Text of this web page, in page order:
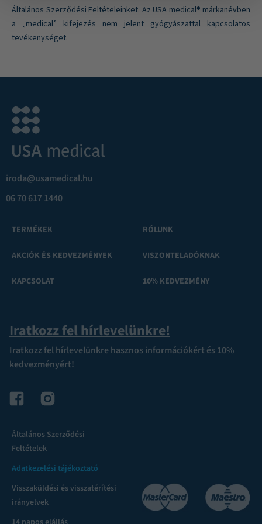
Általános Szerződési Feltételeinket. Az USA medical® márkanévben
a „medical” kifejezés nem jelent gyógyászattal kapcsolatos
tevékenységet.
iroda@usamedical.hu
06 70 617 1440
TERMÉKEK
AKCIÓK ÉS KEDVEZMÉNYEK
KAPCSOLAT
RÓLUNK
VISZONTELADÓKNAK
10% KEDVEZMÉNY
Iratkozz fel hírlevelünkre!
Iratkozz fel hírlevelünkre hasznos információkért és 10%
kedvezményért!
Általános Szerződési
Feltételek
Adatkezelési tájékoztató
Visszaküldési és visszatérítési
irányelvek